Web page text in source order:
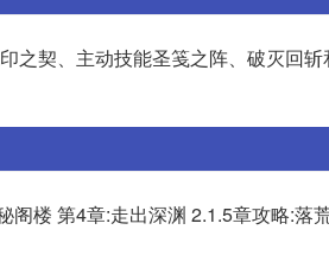
之契、主动技能圣笺之阵、破灭回
楼 第4章:走出深渊 2.1.5章攻略:落